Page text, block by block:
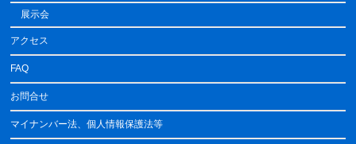
展示会
アクセス
FAQ
お問合せ
マイナンバー法、個人情報保護法等